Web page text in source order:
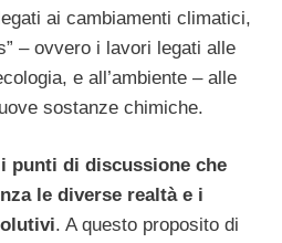
ai cambiamenti climatici,
– ovvero i lavori legati alle
e all’ambiente – alle
sostanze chimiche.
punti di discussione che
le diverse realtà e i
. A questo proposito di